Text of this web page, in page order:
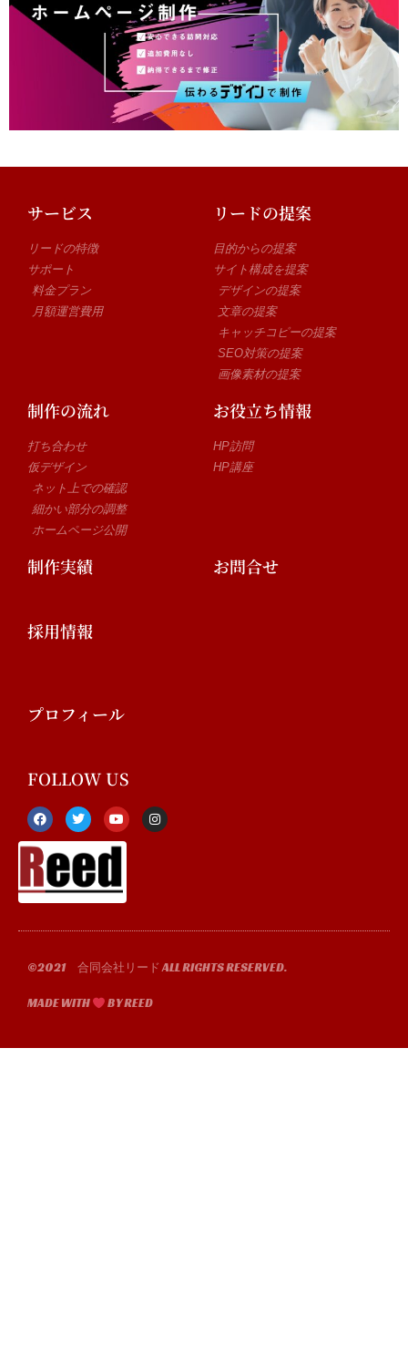
サービス
リードの特徴
サポート
料金プラン
月額運営費用
リードの提案
目的からの提案
サイト構成を提案
デザインの提案
文章の提案
キャッチコピーの提案
SEO対策の提案
画像素材の提案
制作の流れ
打ち合わせ
仮デザイン
ネット上での確認
細かい部分の調整
ホームページ公開
お役立ち情報
HP訪問
HP講座
制作実績 お問合せ
採用情報
プロフィール
FOLLOW US
F
a
c
e
b
o
o
k
f
T
w
i
t
e
r
Y
o
u
t
e
I
n
s
©2021 合同会社リード ALL RIGHTS RESERVED.
MADE WITH BY REED​​